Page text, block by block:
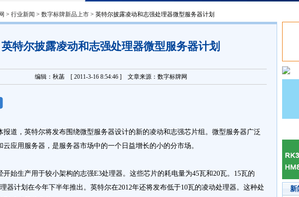
> 行业新闻 > 数字标牌新品上市 > 英特尔披露凌动和志强处理器微型服务器计划
英特尔披露凌动和志强处理器微型服务器计划
编辑：秋菡 [ 2011-3-16 8:54:46 ] 文章来源：数字标牌网
，英特尔将发布围绕微型服务器设计的新的凌动和志强芯片组。微型服务器广泛
云应用服务器，是服务器市场中的一个日益增长的小的分市场。
生产用于较小架构的志强E3处理器。这些芯片的耗电量为45瓦和20瓦。15瓦的
理器计划在今年下半年推出。英特尔在2012年还将发布低于10瓦的凌动处理器。这种处
新